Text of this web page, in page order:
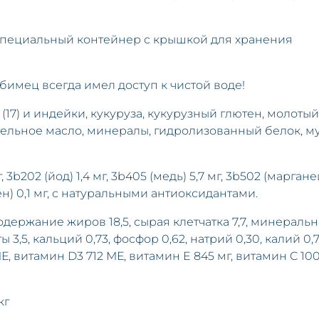
контейнер с крышкой для хранения
всегда имел доступ к чистой воде!
и индейки, кукуруза, кукурузный глютен, молотый
масло, минералы, гидролизованный белок,
3b202 (йод) 1,4 мг, 3b405 (медь) 5,7 мг, 3b502
0,1 мг, с натуральными антиоксидантами.
жиров 18,5, сырая клетчатка 7,7,
кальций 0,73, фосфор 0,62, натрий 0,30, калий
витамин D3 712 МЕ, витамин E 845 мг, витамин C 100